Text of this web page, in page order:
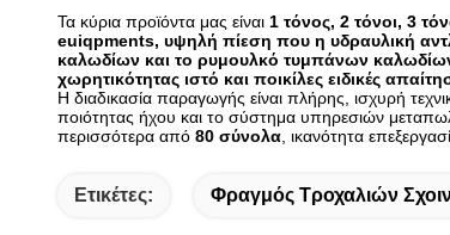
Τα κύρια προϊόντα μας είναι 1 τόνος, 2 τόνοι, 3
euiqpments, υψηλή πίεση που η υδραυλική
καλωδίων και το ρυμουλκό τυμπάνων
χωρητικότητας ιστό και ποικίλες ειδικές
Η διαδικασία παραγωγής είναι πλήρης, ισχυρή
ποιότητας ήχου και το σύστημα υπηρεσιών
περισσότερα από 80 σύνολα , ικανότητα
Ετικέτες: Φραγμός Τροχαλιών